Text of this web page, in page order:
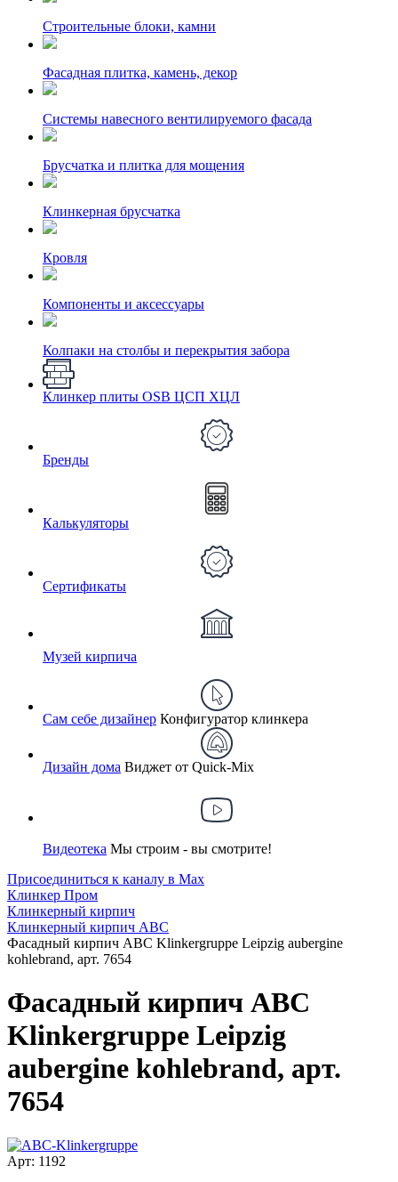
Строительные блоки, камни
Фасадная плитка, камень, декор
Системы навесного вентилируемого фасада
Брусчатка и плитка для мощения
Клинкерная брусчатка
Кровля
Компоненты и аксессуары
Колпаки на столбы и перекрытия забора
Клинкер плиты OSB ЦСП ХЦЛ
Бренды
Калькуляторы
Сертификаты
Музей кирпича
Сам себе дизайнер Конфигуратор клинкера
Дизайн дома Виджет от Quick-Mix
Видеотека Мы строим - вы смотрите!
Присоединиться к каналу в Max
Клинкер Пром
Клинкерный кирпич
Клинкерный кирпич ABC
Фасадный кирпич ABC Klinkergruppe Leipzig aubergine
kohlebrand, арт. 7654
Фасадный кирпич ABC
Klinkergruppe Leipzig
aubergine kohlebrand, арт.
7654
Арт: 1192